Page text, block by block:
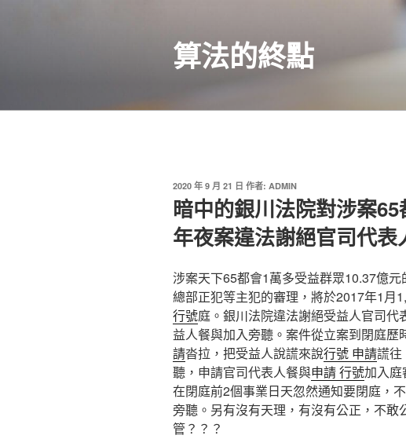
算法的終點
發
佈
於
2020 年 9 月 21 日 作者: ADMIN
暗中的銀川法院對涉案
年夜案違法謝絕官司代
涉案天下65都會1萬多受益群眾10.37億元
總部正犯等主犯的審理，將於2017年1月
行號庭。銀川法院違法謝絕受益人官司
益人餐與加入旁聽。案件從立案到閉庭歷
請沓拉，把受益人說謊來說行號 申請謊往
聽，申請官司代表人餐與申請 行號加入庭
在閉庭前2個事業日天忽然通知要閉庭，
旁聽。另有沒有天理，有沒有公正，不敢
管？？？